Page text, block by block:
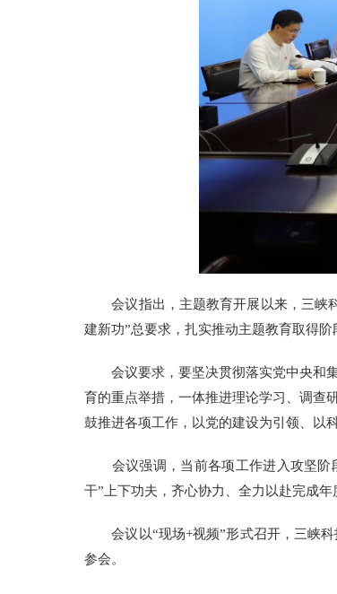
会议指出，主题教育开展以来，三峡科
建新功”总要求，扎实推动主题教育取得
会议要求，要坚决贯彻落实党中央和集
育的重点举措，一体推进理论学习、调查
鼓推进各项工作，以党的建设为引领、以
会议强调，当前各项工作进入攻坚阶
干”上下功夫，齐心协力、全力以赴完成
会议以“现场+视频”形式召开，三峡科
参会。